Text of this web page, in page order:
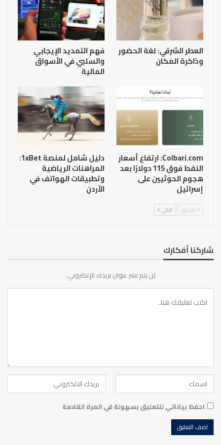
العطر الشرقي: لغة الحضور
وذاكرة المكان
فهم التمديد الإيجابي
والسلبي في الأسواق
المالية
Colbari.com: ارتفاع أسعار
النفط فوق 115 دولارًا بعد
هجوم الحوثيين على
إسرائيل
دليل شامل لمنصة 1xBet:
المراهنات الرياضية
وتطبيقات الهواتف في
الأردن
السابق التالي
شاركنا أفكارك
لن يتم نشر عنوان بريدك الإلكتروني.
احفظ بياناتي للتعليق بسهولة في المرة القادمة